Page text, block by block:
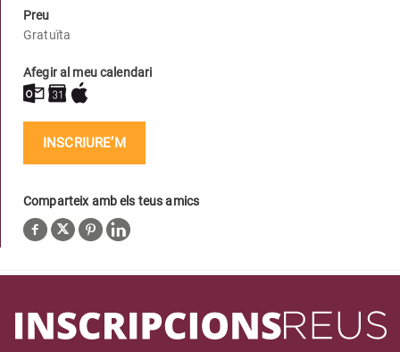
Preu
Gratuïta
Afegir al meu calendari
INSCRIURE’M
Comparteix amb els teus amics